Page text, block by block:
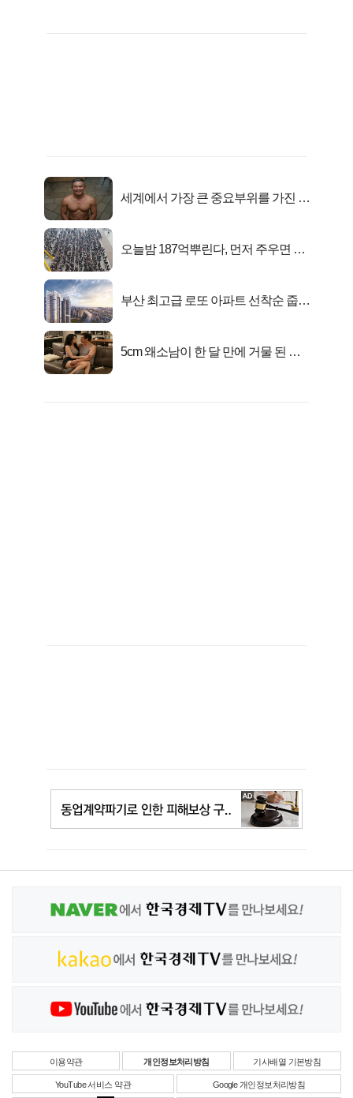
세계에서 가장 큰 중요부위를 가진 남
오늘밤 187억뿌린다, 먼저 주우면 최
부산 최고급 로또 아파트 선착순 줍줍
5cm 왜소남이 한 달 만에 거물 된 사
이용약관 개인정보처리방침 기사배열 기본방침
YouTube 서비스 약관 Google 개인정보처리방침